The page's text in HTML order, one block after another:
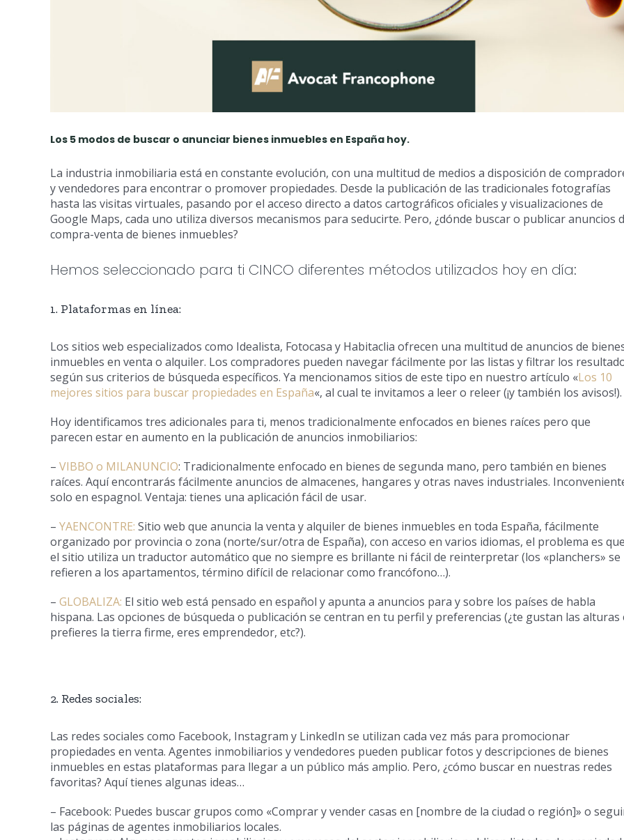
Los 5 modos de buscar o anunciar bienes inmuebles en España hoy.
La industria inmobiliaria está en constante evolución, con una multitud de medios a disposición de
y vendedores para encontrar o promover propiedades. Desde la publicación de las tradicionales fotografías
hasta las visitas virtuales, pasando por el acceso directo a datos cartográficos oficiales y visualizaciones de
Google Maps, cada uno utiliza diversos mecanismos para seducirte. Pero, ¿dónde buscar o publicar anuncios
compra-venta de bienes inmuebles?
Hemos seleccionado para ti CINCO diferentes métodos utilizados hoy en día:
1. Plataformas en línea:
Los sitios web especializados como Idealista, Fotocasa y Habitaclia ofrecen una multitud de anuncios de
inmuebles en venta o alquiler. Los compradores pueden navegar fácilmente por las listas y filtrar los
según sus criterios de búsqueda específicos. Ya mencionamos sitios de este tipo en nuestro artículo «Los 10
mejores sitios para buscar propiedades en España«, al cual te invitamos a leer o releer (¡y también los avisos!).
Hoy identificamos tres adicionales para ti, menos tradicionalmente enfocados en bienes raíces pero que
parecen estar en aumento en la publicación de anuncios inmobiliarios:
– VIBBO o MILANUNCIO: Tradicionalmente enfocado en bienes de segunda mano, pero también en bienes
raíces. Aquí encontrarás fácilmente anuncios de almacenes, hangares y otras naves industriales.
solo en espagnol. Ventaja: tienes una aplicación fácil de usar.
– YAENCONTRE: Sitio web que anuncia la venta y alquiler de bienes inmuebles en toda España, fácilmente
organizado por provincia o zona (norte/sur/otra de España), con acceso en varios idiomas, el problema es que
el sitio utiliza un traductor automático que no siempre es brillante ni fácil de reinterpretar (los «planchers» se
refieren a los apartamentos, término difícil de relacionar como francófono…).
– GLOBALIZA: El sitio web está pensado en español y apunta a anuncios para y sobre los países de habla
hispana. Las opciones de búsqueda o publicación se centran en tu perfil y preferencias (¿te gustan las alturas
prefieres la tierra firme, eres emprendedor, etc?).
2. Redes sociales:
Las redes sociales como Facebook, Instagram y LinkedIn se utilizan cada vez más para promocionar
propiedades en venta. Agentes inmobiliarios y vendedores pueden publicar fotos y descripciones de bienes
inmuebles en estas plataformas para llegar a un público más amplio. Pero, ¿cómo buscar en nuestras redes
favoritas? Aquí tienes algunas ideas…
– Facebook: Puedes buscar grupos como «Comprar y vender casas en [nombre de la ciudad o región]» o
las páginas de agentes inmobiliarios locales.